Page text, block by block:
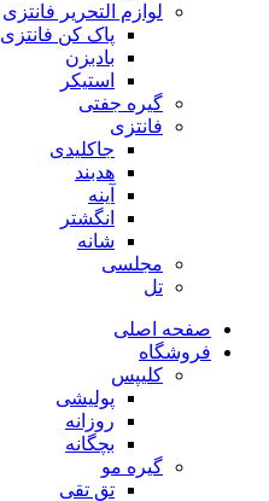
لوازم التحریر فانتزی
پاک کن فانتزی
بادبزن
استیکر
گیره جفتی
فانتزی
جاکلیدی
هدبند
آینه
انگشتر
شانه
مجلسی
تل
صفحه اصلی
فروشگاه
کلیپس
پولیشی
روزانه
بچگانه
گیره مو
تق تقی